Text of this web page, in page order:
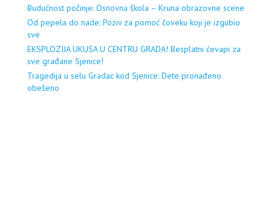
Budućnost počinje: Osnovna škola – Kruna obrazovne scene
Od pepela do nade: Poziv za pomoć čoveku koji je izgubio
sve
EKSPLOZIJA UKUSA U CENTRU GRADA! Besplatni ćevapi za
sve građane Sjenice!
Tragedija u selu Gradac kod Sjenice: Dete pronađeno
obešeno